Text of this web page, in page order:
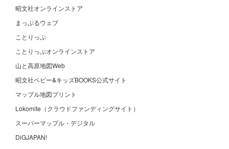
昭文社オンラインストア
まっぷるウェブ
ことりっぷ
ことりっぷオンラインストア
山と高原地図Web
昭文社ベビー&キッズBOOKS公式サイト
マップル地図プリント
Lokomite（クラウドファンディングサイト）
スーパーマップル・デジタル
DiGJAPAN!